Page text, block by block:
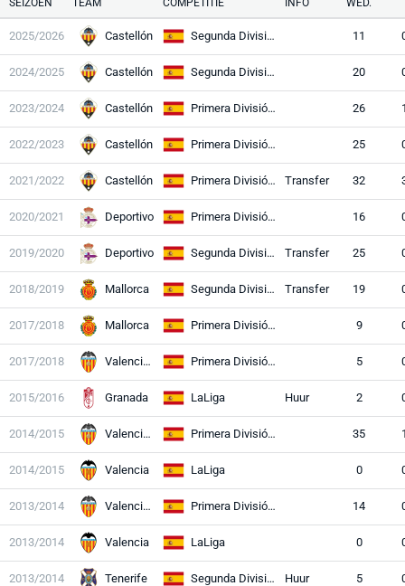
SEIZOEN TEAM COMPETITIE INFO WED.
2025/2026 Castellón Segunda División 11
2024/2025 Castellón Segunda División 20
2023/2024 Castellón Primera División RFEF 26
2022/2023 Castellón Primera División RFEF 25
2021/2022 Castellón Primera División RFEF Transfer 32
2020/2021 Deportivo Primera División RFEF 16
2019/2020 Deportivo Segunda División Transfer 25
2018/2019 Mallorca Segunda División Transfer 19
2017/2018 Mallorca Primera División RFEF 9
2017/2018 Valencia II Primera División RFEF 5
2015/2016 Granada LaLiga Huur 2
2014/2015 Valencia II Primera División RFEF 35
2014/2015 Valencia LaLiga 0
2013/2014 Valencia II Primera División RFEF 14
2013/2014 Valencia LaLiga 0
2013/2014 Tenerife Segunda División Huur 5